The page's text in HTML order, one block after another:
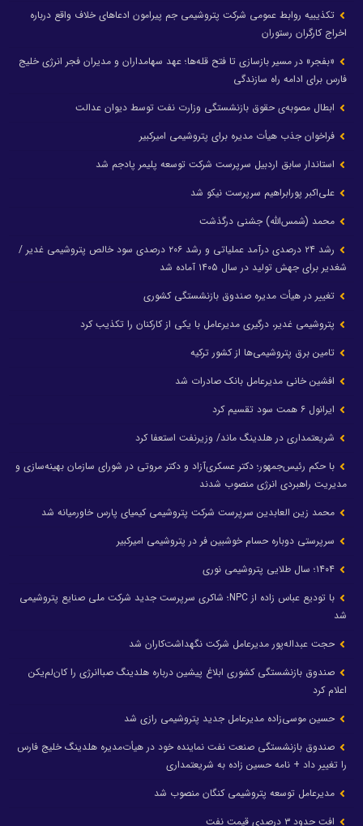
تکذیبیه روابط عمومی شرکت پتروشیمی جم پیرامون ادعاهای خلاف واقع درباره
اخراج کارگران رستوران
«بفجر» در مسیر بازسازی تا فتح قله‌ها؛ عهد سهامداران و مدیران فجر انرژی خلیج
فارس برای ادامه راه سازندگی
ابطال مصوبه‌ی حقوق بازنشستگی وزارت نفت توسط دیوان عدالت
فراخوان جذب هیأت مدیره برای پتروشیمی امیرکبیر
استاندار سابق اردبیل سرپرست شرکت توسعه پلیمر پادجم شد
علی‌اکبر پورابراهیم سرپرست نیکو شد
محمد (شمس‌الله) جشنی درگذشت
رشد ۲۴ درصدی درآمد عملیاتی و رشد ۲۰۶ درصدی سود خالص پتروشیمی غدیر /
شغدیر برای جهش تولید در سال ۱۴۰۵ آماده شد
تغییر در هیأت مدیره صندوق بازنشستگی کشوری
پتروشیمی غدیر، درگیری مدیرعامل با یکی از کارکنان را تکذیب کرد
تامین برق پتروشیمی‌ها از کشور ترکیه
افشین خانی مدیرعامل بانک صادرات شد
ایرانول ۶ همت سود تقسیم کرد
شریعتمداری در هلدینگ ماند/ وزیرنفت استعفا کرد
با حکم رئیس‌جمهور؛ دکتر عسکری‌آزاد و دکتر مروتی در شورای سازمان بهینه‌سازی و
مدیریت راهبردی انرژی منصوب شدند
محمد زین العابدین سرپرست شرکت پتروشیمی کیمیای پارس خاورمیانه شد
سرپرستی دوباره حسام خوشبین فر در پتروشیمی امیرکبیر
با تودیع عباس زاده از NPC؛ شاکری سرپرست جدید شرکت ملی صنایع پتروشیمی
شد
حجت عبداله‌پور مدیرعامل شرکت نگهداشت‌کاران شد
صندوق بازنشستگی کشوری ابلاغ پیشین درباره هلدینگ صباانرژی را کان‌لم‌یکن
اعلام کرد
حسین موسی‌زاده مدیرعامل جدید پتروشیمی رازی شد
صندوق بازنشستگی صنعت نفت نماینده خود در هیأت‌مدیره هلدینگ خلیج فارس
را تغییر داد + نامه حسین زاده به شریعتمداری
مدیرعامل توسعه پتروشیمی کنگان منصوب شد
افت حدود ۳ درصدی قیمت نفت